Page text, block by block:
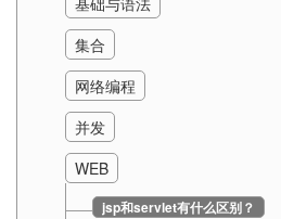
集合
网络编程
并发
WEB
jsp和servlet有什么区别？